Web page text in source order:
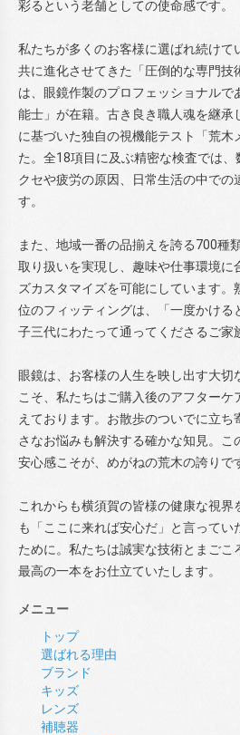
彩るという老舗としての使命感です。
私たちが多くのお客様に選ばれ続けて
共に進化させてきた「圧倒的な専門技
は、眼鏡作製のプロフェッショナルで
能士」が在籍。古き良き職人魂を継承
に基づいた独自の視機能テスト「荒木
た。全18項目に及ぶ精密な検査では
クセや疲労の原因、日常生活の中での
す。
また、地域一番の品揃えを誇る700種
取り扱いを実現し、趣味や仕事環境に
ズカスタマイズを可能にしています
位のフィッティングは、「一度かける
子三代にわたって通ってくださるご家
眼鏡は、お客様の人生を映し出す大切
こそ、私たちはご購入後のアフター
えております。お散歩のついでに立
さなお悩みも解決する確かな知見。こ
安心感こそが、めがねの荒木の誇りで
これからも横須賀の皆様の健康な視界
も「ここに来れば安心だ」と言ってい
ために。私たちは誠実な技術とまごこ
最高の一本をお仕立ていたします。
メニュー
トップ
選ばれる理由
ブランド
キッズ
レンズ
補聴器